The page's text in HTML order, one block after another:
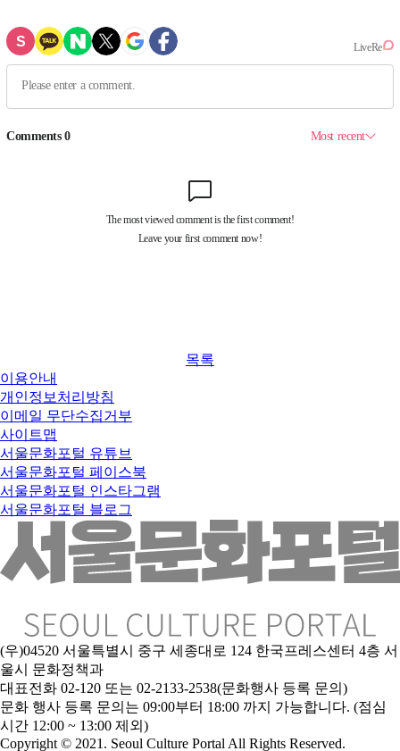
목록
이용안내
개인정보처리방침
이메일 무단수집거부
사이트맵
서울문화포털 유튜브
서울문화포털 페이스북
서울문화포털 인스타그램
서울문화포털 블로그
(우)04520 서울특별시 중구 세종대로 124 한국프레스센터 4층 서
울시 문화정책과
대표전화 02-120 또는 02-2133-2538(문화행사 등록 문의)
문화 행사 등록 문의는 09:00부터 18:00 까지 가능합니다. (점심
시간 12:00 ~ 13:00 제외)
Copyright © 2021. Seoul Culture Portal All Rights Reserved.